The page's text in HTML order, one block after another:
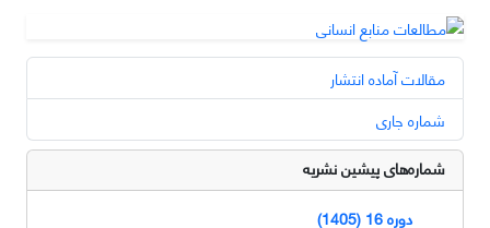
مقالات آماده انتشار
شماره جاری
شماره‌های پیشین نشریه
دوره 16 (1405)